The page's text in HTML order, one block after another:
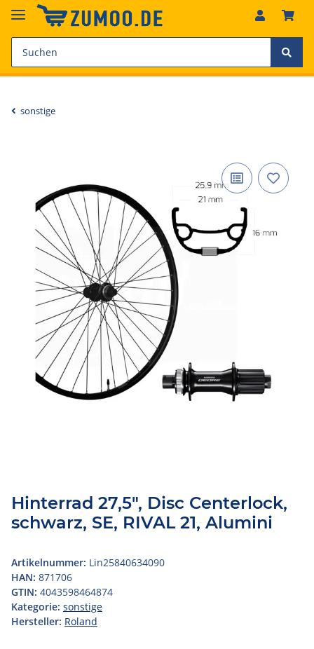
sonstige
Hinterrad 27,5", Disc Centerlock,
schwarz, SE, RIVAL 21, Alumini
Artikelnummer: Lin25840634090
HAN: 871706
GTIN: 4043598464874
Kategorie: sonstige
Hersteller: Roland